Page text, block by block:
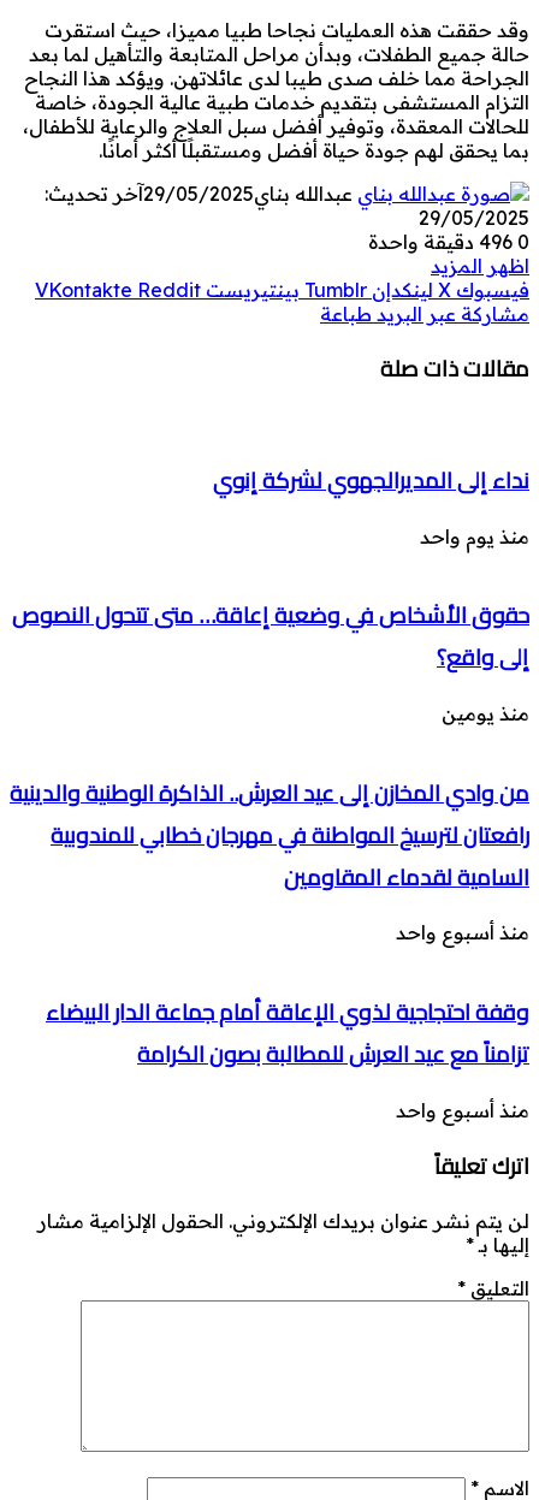
وقد حققت هذه العمليات نجاحا طبيا مميزا، حيث استقرت
حالة جميع الطفلات، وبدأن مراحل المتابعة والتأهيل لما بعد
الجراحة مما خلف صدى طيبا لدى عائلاتهن. ويؤكد هذا النجاح
التزام المستشفى بتقديم خدمات طبية عالية الجودة، خاصة
للحالات المعقدة، وتوفير أفضل سبل العلاج والرعاية للأطفال،
بما يحقق لهم جودة حياة أفضل ومستقبلًا أكثر أمانًا.
عبدالله بناي29/05/2025آخر تحديث:
29/05/2025
0
دقيقة واحدة
اظهر المزيد
فيسبوك ‫X لينكدإن بينتيريست
مشاركة عبر البريد طباعة
مقالات ذات صلة
نداء إلى المديرالجهوي لشركة إنوي
منذ يوم واحد
حقوق الأشخاص في وضعية إعاقة… متى تتحول النصوص
إلى واقع؟
منذ يومين
من وادي المخازن إلى عيد العرش.. الذاكرة الوطنية والدينية
رافعتان لترسيخ المواطنة في مهرجان خطابي للمندوبية
السامية لقدماء المقاومين
منذ أسبوع واحد
وقفة احتجاجية لذوي الإعاقة أمام جماعة الدار البيضاء
تزامناً مع عيد العرش للمطالبة بصون الكرامة
منذ أسبوع واحد
اترك تعليقاً
لن يتم نشر عنوان بريدك الإلكتروني. الحقول الإلزامية مشار
إليها بـ*
التعليق *
الاسم *